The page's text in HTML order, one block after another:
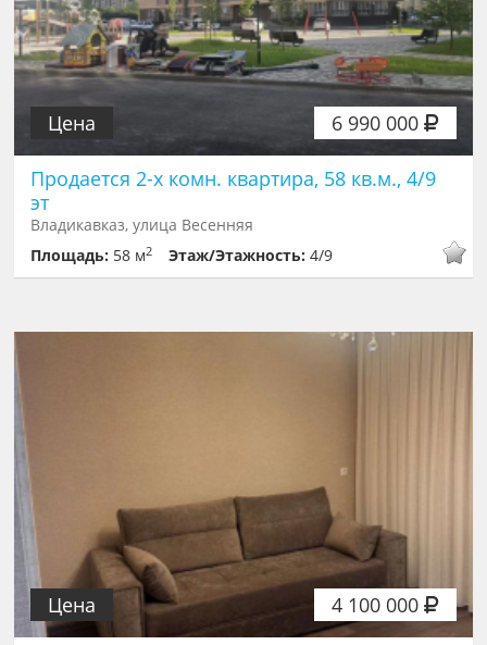
6 990 000
Цена
Продается 2-х комн. квартира, 58 кв.м., 4/9
эт
Владикавказ, улица Весенняя
Площадь: 58 м2 Этаж/Этажность:4/9
4 100 000
Цена